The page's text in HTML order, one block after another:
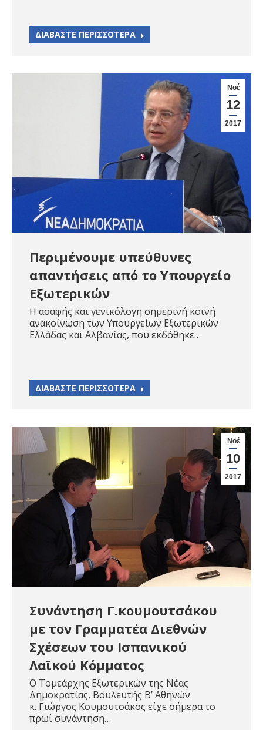
ΔΙΑΒΑΣΤΕ ΠΕΡΙΣΣΟΤΕΡΑ
Νοέ
12
2017
Περιμένουμε υπεύθυνες
απαντήσεις από το Υπουργείο
Εξωτερικών
Η ασαφής και γενικόλογη σημερινή κοινή
ανακοίνωση των Υπουργείων Εξωτερικών
Ελλάδας και Αλβανίας, που εκδόθηκε…
ΔΙΑΒΑΣΤΕ ΠΕΡΙΣΣΟΤΕΡΑ
Νοέ
10
2017
Συνάντηση Γ.κουμουτσάκου
με τον Γραμματέα Διεθνών
Σχέσεων του Ισπανικού
Λαϊκού Κόμματος
Ο Τομεάρχης Εξωτερικών της Νέας
Δημοκρατίας, Βουλευτής Β’ Αθηνών
κ. Γιώργος Κουμουτσάκος είχε σήμερα το
πρωί συνάντηση…